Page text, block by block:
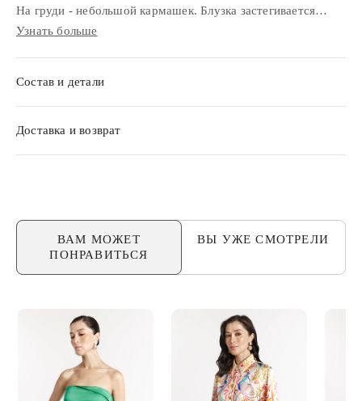
На груди - небольшой кармашек. Блузка застегивается
спереди на пуговицы по всей длине и декорирована
Узнать больше
Состав и детали
Доставка и возврат
ВАМ МОЖЕТ
ПОНРАВИТЬСЯ
ВЫ УЖЕСМОТРЕЛИ